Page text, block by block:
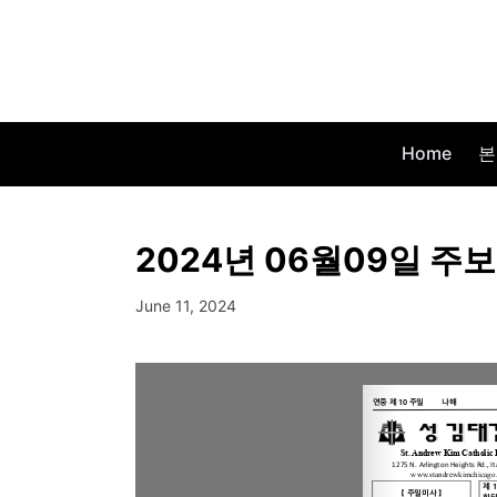
Home
2024년 06월09일 주
June 11, 2024